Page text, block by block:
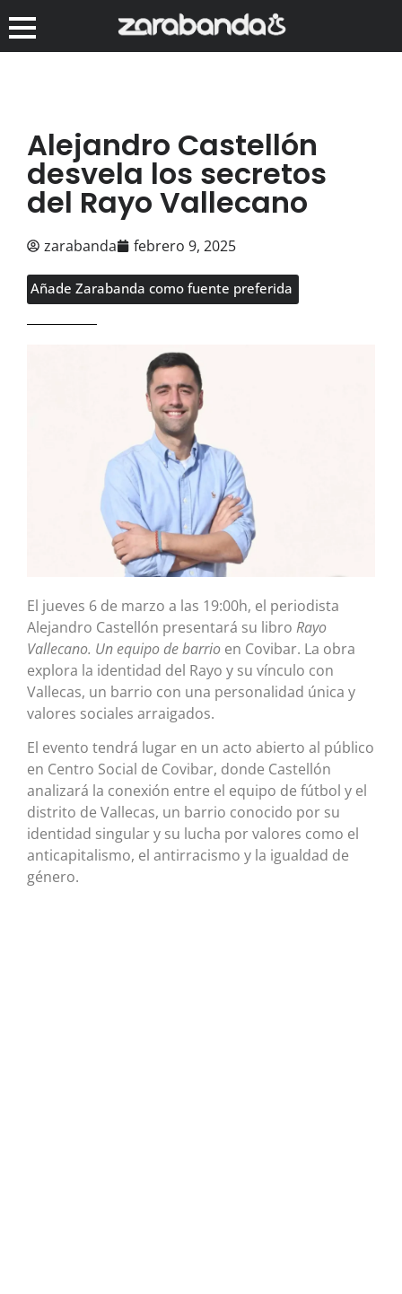
Alejandro Castellón
desvela los secretos
del Rayo Vallecano
zarabanda febrero 9, 2025
Añade Zarabanda como fuente preferida
El jueves 6 de marzo a las 19:00h, el periodista
Alejandro Castellón presentará su libro Rayo
Vallecano. Un equipo de barrio en Covibar. La obra
explora la identidad del Rayo y su vínculo con
Vallecas, un barrio con una personalidad única y
valores sociales arraigados.
El evento tendrá lugar en un acto abierto al público
en Centro Social de Covibar, donde Castellón
analizará la conexión entre el equipo de fútbol y el
distrito de Vallecas, un barrio conocido por su
identidad singular y su lucha por valores como el
anticapitalismo, el antirracismo y la igualdad de
género.